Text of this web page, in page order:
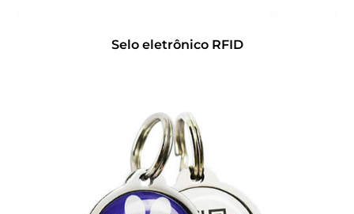
Selo eletrônico RFID